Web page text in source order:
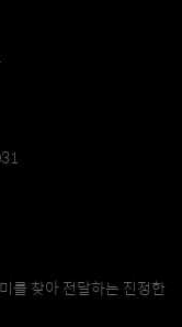
를 찾아 전달하는 진정한